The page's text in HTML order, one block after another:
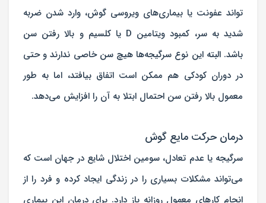
تواند عفونت یا بیماری‌های ویروسی گوش، وارد شدن ضربه
شدید به سر، کمبود ویتامین D یا کلسیم و بالا رفتن سن
باشد. البته این نوع سرگیجه‌ها هیچ سن خاصی ندارند و حتی
در دوران کودکی هم ممکن است اتفاق بیافتد، اما به طور
معمول بالا رفتن سن احتمال ابتلا به آن را افزایش می‌دهد.
درمان حرکت مایع گوش
سرگیجه یا عدم تعادل، سومین اختلال شایع در جهان است که
می‌تواند مشکلات بسیاری را در زندگی ایجاد کرده و فرد را از
انجام کارهای معمول روزانه باز دارد. برای درمان این بیماری